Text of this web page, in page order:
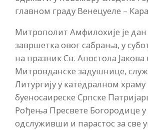
главном граду Венецуеле –
Митрополит Амфилохије је дан
завршетка овог сабрања, у
на празник Св. Апостола Јакова
Митровданске задушнице,
Литургију у катедралном храму
буеносаиреске Српске
Рођења Пресвете Богородице у
одслуживши и парастос за све